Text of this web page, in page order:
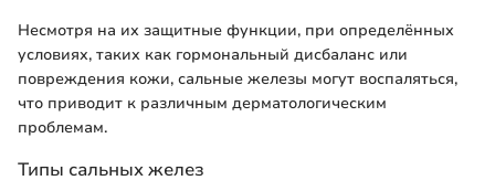
Несмотря на их защитные функции, при определённых
условиях, таких как гормональный дисбаланс или
повреждения кожи, сальные железы могут воспаляться,
что приводит к различным дерматологическим
проблемам.
Типы сальных желез